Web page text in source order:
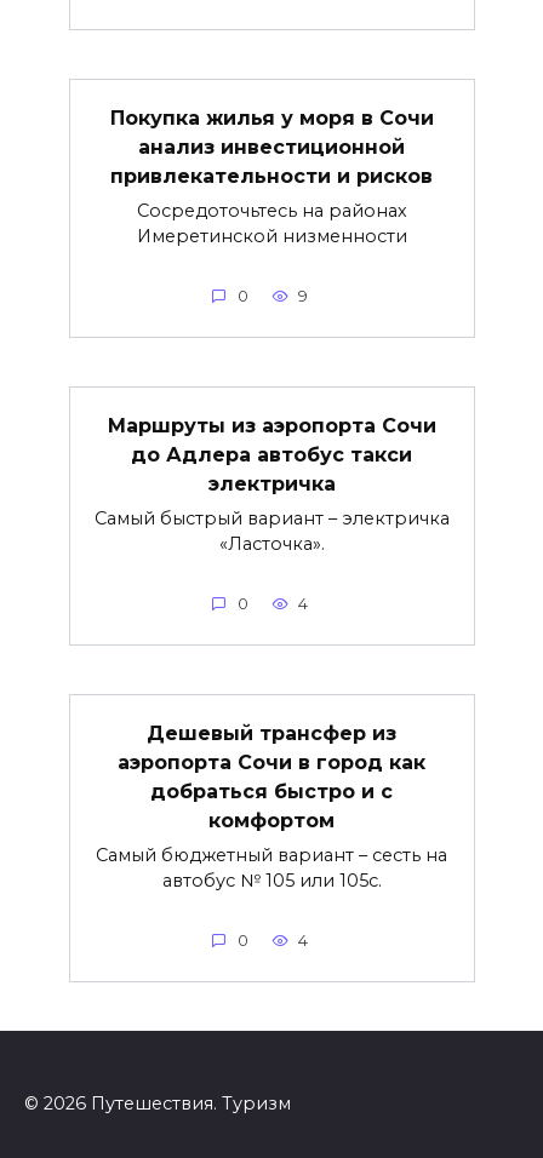
Покупка жилья у моря в Сочи
анализ инвестиционной
привлекательности и рисков
Сосредоточьтесь на районах
Имеретинской низменности
0 9
Маршруты из аэропорта Сочи
до Адлера автобус такси
электричка
Самый быстрый вариант – электричка
«Ласточка».
0 4
Дешевый трансфер из
аэропорта Сочи в город как
добраться быстро и с
комфортом
Самый бюджетный вариант – сесть на
автобус № 105 или 105с.
0 4
© 2026 Путешествия. Туризм